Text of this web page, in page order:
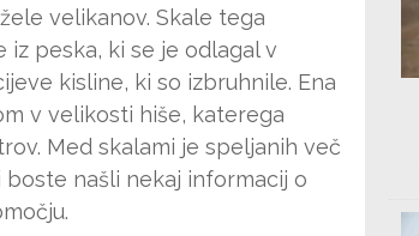
velikanov. Skale tega
peska, ki se je odlagal v
kisline, ki so izbruhnile. Ena
v velikosti hiše, katerega
Med skalami je speljanih več
našli nekaj informacij o